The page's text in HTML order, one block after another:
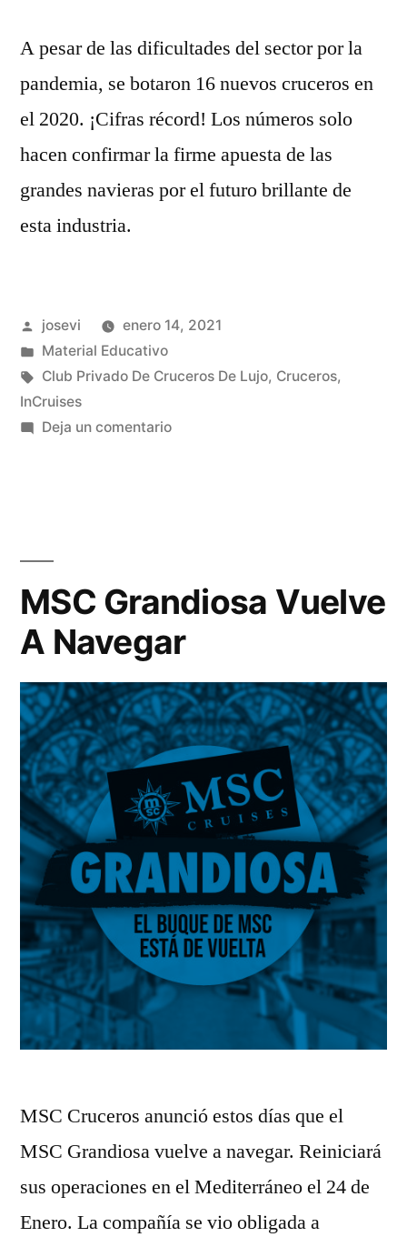
A pesar de las dificultades del sector por la
pandemia, se botaron 16 nuevos cruceros en
el 2020. ¡Cifras récord! Los números solo
hacen confirmar la firme apuesta de las
grandes navieras por el futuro brillante de
esta industria.
Publicado
por
josevi
enero 14, 2021
Publicado
en
Material Educativo
Etiquetas:
Club Privado De Cruceros De Lujo, Cruceros,
InCruises
Deja un comentarioen
MSC Grandiosa Vuelve
A Navegar
MSC Cruceros anunció estos días que el
MSC Grandiosa vuelve a navegar. Reiniciará
sus operaciones en el Mediterráneo el 24 de
Enero. La compañía se vio obligada a